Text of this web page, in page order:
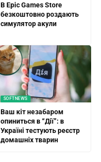
В Epic Games Store
безкоштовно роздають
симулятор акули
SOFTNEWS
Ваш кіт незабаром
опиниться в “Дії”: в
Україні тестують реєстр
домашніх тварин